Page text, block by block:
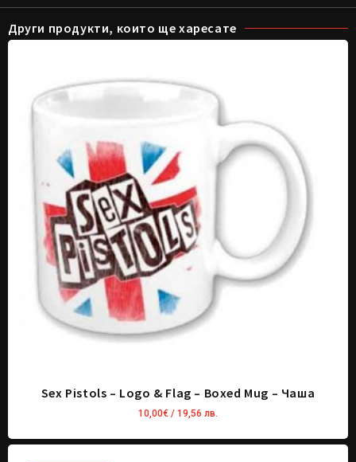
Други продукти, които ще харесате
Sex Pistols – Logo & Flag – Boxed Mug – Чаша
10,00€ / 19,56 лв.